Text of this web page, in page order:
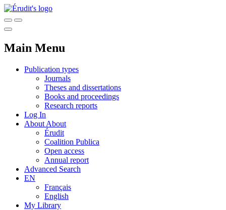
Main Menu
Publication types
Journals
Theses and dissertations
Books and proceedings
Research reports
Log In
About About
Érudit
Coalition Publica
Open access
Annual report
Advanced Search
EN
Français
English
My Library